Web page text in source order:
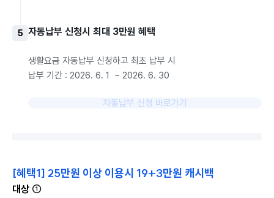
5 자동납부 신청시 최대 3만원 혜택
생활요금 자동납부 신청하고 최초 납부 시
자동납부 신청 바로가기
[혜택1] 25만원 이상 이용시 19+3만원 캐시백
대상 ①